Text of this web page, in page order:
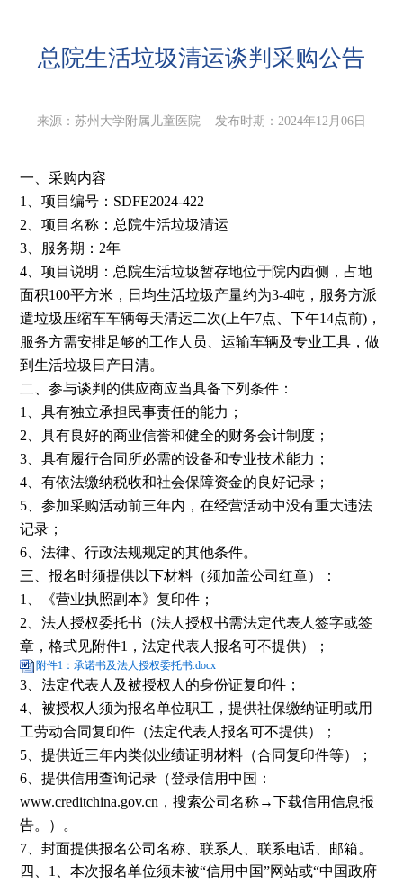
总院生活垃圾清运谈判采购公告
来源：苏州大学附属儿童医院 发布时期：2024年12月06日
一、采购内容
1、项目编号： SDFE2024-422
2、项目名称：总院生活垃圾清运
3、 服务期： 2年
4、项目说明：总院生活垃圾暂存地位于院内西侧，占地
面积100平方米，日均生活垃圾产量约为3-4吨，服务方派
遣垃圾压缩车车辆每天清运二次( 上午7点、下午14点前) ，
服务方需安排足够的工作人员、运输车辆及专业工具，做
到生活垃圾日产日清。
二、参与谈判的供应商应当具备下列条件：
1、具有独立承担民事责任的能力；
2、具有良好的商业信誉和健全的财务会计制度；
3、具有履行合同所必需的设备和专业技术能力；
4、有依法缴纳税收和社会保障资金的良好记录；
5、参加采购活动前三年内，在经营活动中没有重大违法
记录；
6、法律、行政法规规定的其他条件。
三、报名时须提供以下材料（须加盖公司红章）：
1、
《营业执照副本》复印件；
2、法人授权委托书（法人授权书需法定代表人签字或签
章，格式见附件1 ，法定代表人报名可不提供）；
附件1：承诺书及法人授权委托书.docx
3、法定代表人及被授权人的身份证复印件；
4、被授权人须为报名单位职工，提供社保缴纳证明或用
工劳动合同复印件（法定代表人报名可不提供）；
5、提供近三年内类似业绩证明材料（合同复印件等）；
6、提供信用查询记录（登录信用中国：
www.creditchina.gov.cn ，搜索公司名称→下载信用信息报
告。）。
7、封面提供报名公司名称、联系人、联系电话、邮箱。
四、1、本次报名单位须未被“信用中国”网站或“中国政府